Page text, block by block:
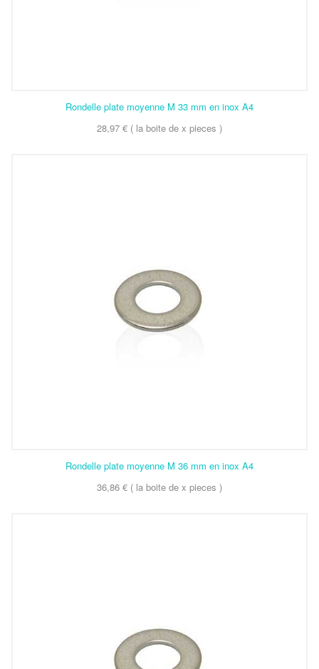
Rondelle plate moyenne M 33 mm en inox A4
28,97 € ( la boite de x pieces )
Rondelle plate moyenne M 36 mm en inox A4
36,86 € ( la boite de x pieces )